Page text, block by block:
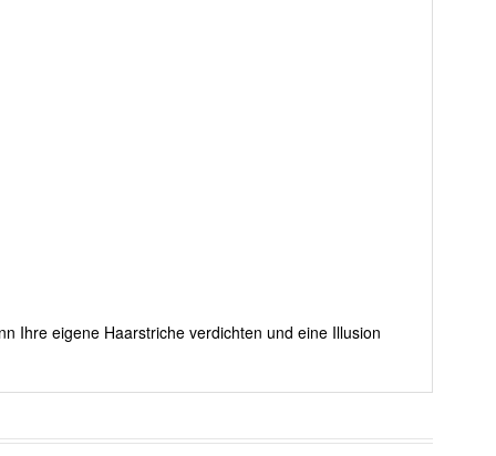
Ihre eigene Haarstriche verdichten und eine Illusion